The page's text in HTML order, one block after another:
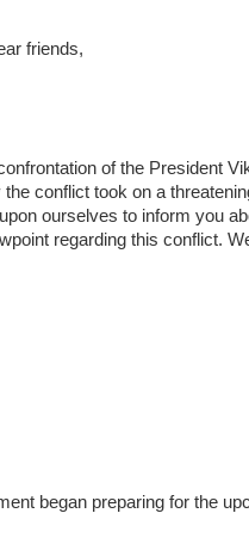
friends,
of the President
conflict took on a
ourselves to inform you
regarding this conflict.
began preparing for the